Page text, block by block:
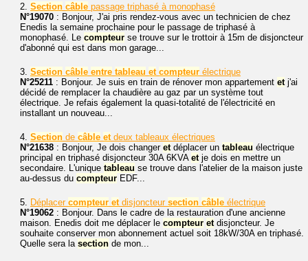
2. Section câble passage triphasé à monophasé
N°19070 : Bonjour, J'ai pris rendez-vous avec un technicien de chez
Enedis la semaine prochaine pour le passage de triphasé à
monophasé. Le compteur se trouve sur le trottoir à 15m de disjoncteur
d'abonné qui est dans mon garage...
3. Section câble entre tableau et compteur électrique
N°25211 : Bonjour. Je suis en train de rénover mon appartement et j'ai
décidé de remplacer la chaudière au gaz par un système tout
électrique. Je refais également la quasi-totalité de l'électricité en
installant un nouveau...
4. Section de câble et deux tableaux électriques
N°21638 : Bonjour, Je dois changer et déplacer un tableau électrique
principal en triphasé disjoncteur 30A 6KVA et je dois en mettre un
secondaire. L'unique tableau se trouve dans l'atelier de la maison juste
au-dessus du compteur EDF...
5. Déplacer compteur et disjoncteur section câble électrique
N°19062 : Bonjour. Dans le cadre de la restauration d'une ancienne
maison. Enedis doit me déplacer le compteur et disjoncteur. Je
souhaite conserver mon abonnement actuel soit 18kW/30A en triphasé.
Quelle sera la section de mon...